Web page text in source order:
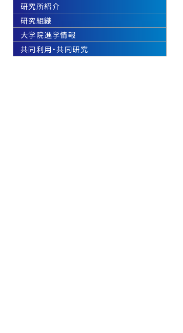
研究所紹介
研究組織
大学院進学情報
共同利用・共同研究